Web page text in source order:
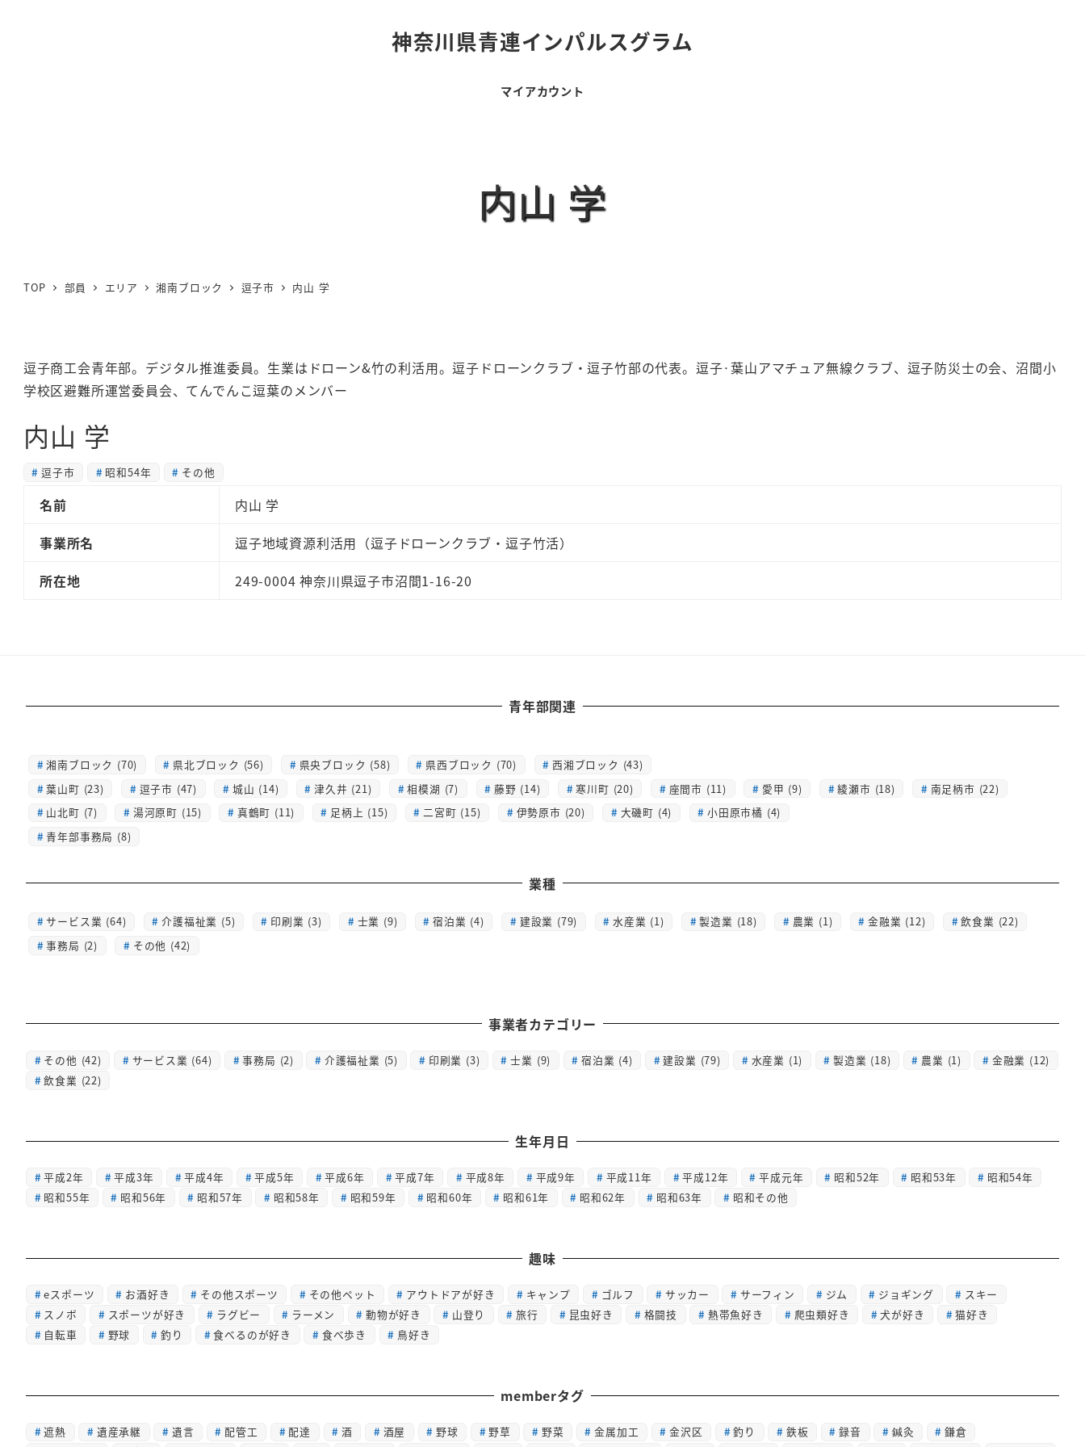
神奈川県青連インパルスグラム
マイアカウント
内山 学
TOP 部員 エリア 湘南ブロック 逗子市 内山 学
逗子商工会青年部。デジタル推進委員。生業はドローン&竹の利活用。逗子ドローンクラブ・逗子竹部の代表。逗子·葉山アマチュア無線クラブ、逗子防災士の会、沼間小
学校区避難所運営委員会、てんでんこ逗葉のメンバー
内山 学
逗子市 昭和54年 その他
名前
内山 学
事業所名
逗子地域資源利活用（逗子ドローンクラブ・逗子竹活）
所在地
249-0004 神奈川県逗子市沼間1-16-20
青年部関連
湘南ブロック (70) 県北ブロック (56) 県央ブロック (58) 県西ブロック (70)
西湘ブロック (43)
葉山町 (23)
逗子市 (47) 城山 (14) 津久井 (21) 相模湖 (7) 藤野 (14) 寒川町 (20) 座間市 (11) 愛甲 (9) 綾瀬市 (18)
南足柄市 (22)
山北町 (7)
湯河原町 (15) 真鶴町 (11) 足柄上 (15) 二宮町 (15) 伊勢原市 (20) 大磯町 (4)
小田原市橘 (4)
青年部事務局 (8)
業種
サービス業 (64) 介護福祉業 (5) 印刷業 (3) 士業 (9) 宿泊業 (4) 建設業 (79) 水産業 (1) 製造業 (18) 農業 (1) 金融業 (12)
飲食業 (22)
事務局 (2)
その他 (42)
事業者カテゴリー
その他 (42) サービス業 (64) 事務局 (2) 介護福祉業 (5) 印刷業 (3) 士業 (9) 宿泊業 (4) 建設業 (79) 水産業 (1) 製造業 (18) 農業 (1) 金融業 (12)
飲食業 (22)
生年月日
平成2年 平成3年 平成4年 平成5年 平成6年 平成7年 平成8年 平成9年 平成11年 平成12年 平成元年 昭和52年 昭和53年
昭和54年
昭和55年
昭和56年 昭和57年 昭和58年 昭和59年 昭和60年 昭和61年 昭和62年 昭和63年 昭和その他
趣味
eスポーツ お酒好き その他スポーツ その他ペット アウトドアが好き キャンプ ゴルフ サッカー サーフィン ジム ジョギング
スキー
スノボ
スポーツが好き ラグビー ラーメン 動物が好き 山登り 旅行 昆虫好き 格闘技 熱帯魚好き 爬虫類好き 犬が好き
猫好き
自転車
野球 釣り 食べるのが好き 食べ歩き 鳥好き
memberタグ
遮熱 遺産承継 遺言 配管工 配達 酒 酒屋 野球 野草 野菜 金属加工 金沢区 釣り 鉄板 録音 鍼灸
鎌倉